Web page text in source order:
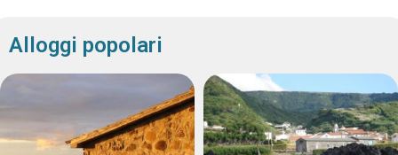
Alloggi popolari